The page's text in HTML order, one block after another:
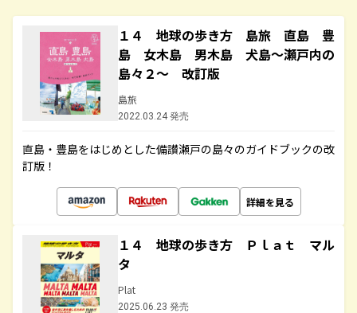
１４ 地球の歩き方 島旅 直島 豊
島 女木島 男木島 犬島～瀬戸内の
島々２～ 改訂版
島旅
2022.03.24 発売
直島・豊島をはじめとした備讃瀬戸の島々のガイドブックの改
訂版！
詳細を見る
１４ 地球の歩き方 Ｐｌａｔ マル
タ
Plat
2025.06.23 発売